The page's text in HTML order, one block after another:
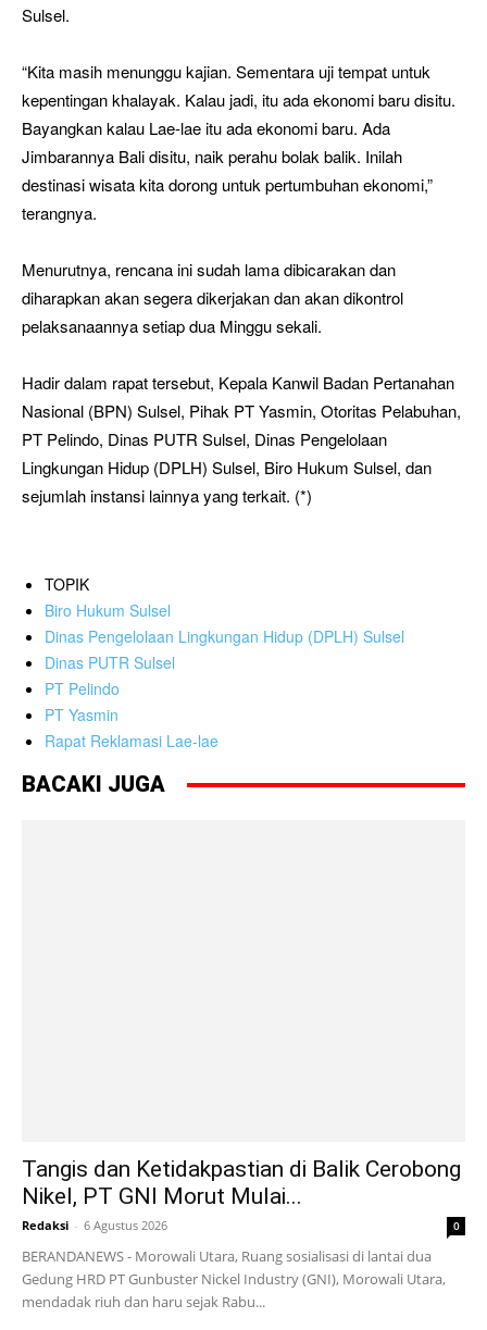
Sulsel.
“Kita masih menunggu kajian. Sementara uji tempat untuk
kepentingan khalayak. Kalau jadi, itu ada ekonomi baru disitu.
Bayangkan kalau Lae-lae itu ada ekonomi baru. Ada
Jimbarannya Bali disitu, naik perahu bolak balik. Inilah
destinasi wisata kita dorong untuk pertumbuhan ekonomi,”
terangnya.
Menurutnya, rencana ini sudah lama dibicarakan dan
diharapkan akan segera dikerjakan dan akan dikontrol
pelaksanaannya setiap dua Minggu sekali.
Hadir dalam rapat tersebut, Kepala Kanwil Badan Pertanahan
Nasional (BPN) Sulsel, Pihak PT Yasmin, Otoritas Pelabuhan,
PT Pelindo, Dinas PUTR Sulsel, Dinas Pengelolaan
Lingkungan Hidup (DPLH) Sulsel, Biro Hukum Sulsel, dan
sejumlah instansi lainnya yang terkait. (*)
TOPIK
Biro Hukum Sulsel
Dinas Pengelolaan Lingkungan Hidup (DPLH) Sulsel
Dinas PUTR Sulsel
PT Pelindo
PT Yasmin
Rapat Reklamasi Lae-lae
BACAKI JUGA
Tangis dan Ketidakpastian di Balik Cerobong
Nikel, PT GNI Morut Mulai...
Redaksi - 6 Agustus 2026 0
BERANDANEWS - Morowali Utara, Ruang sosialisasi di lantai dua
Gedung HRD PT Gunbuster Nickel Industry (GNI), Morowali Utara,
mendadak riuh dan haru sejak Rabu...